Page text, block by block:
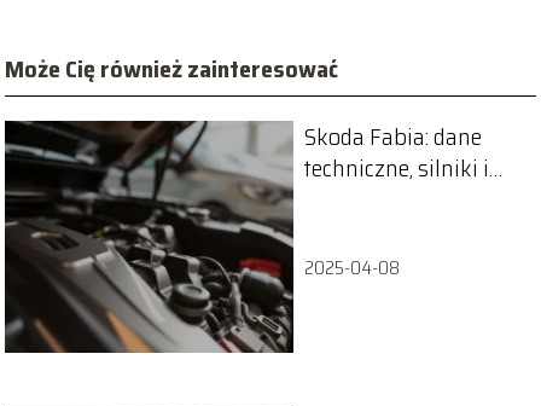
Może Cię również zainteresować
Skoda Fabia: dane
techniczne, silniki i
2025-04-08